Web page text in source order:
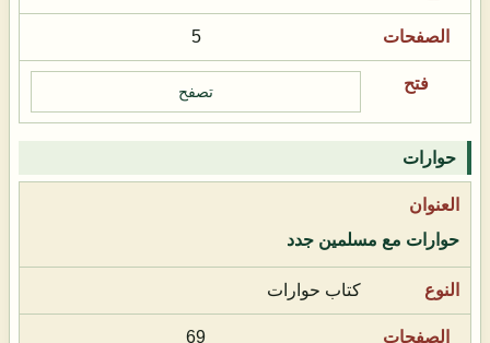
5
تصفح
حوارات
حوارات مع مسلمين جدد
كتاب حوارات
69